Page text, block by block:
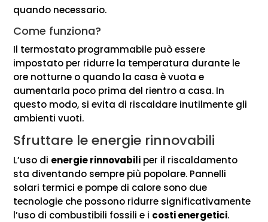
quando necessario.
Come funziona?
Il termostato programmabile può essere
impostato per ridurre la temperatura durante le
ore notturne o quando la casa è vuota e
aumentarla poco prima del rientro a casa. In
questo modo, si evita di riscaldare inutilmente gli
ambienti vuoti.
Sfruttare le energie rinnovabili
L’uso di energie rinnovabili per il riscaldamento
sta diventando sempre più popolare. Pannelli
solari termici e pompe di calore sono due
tecnologie che possono ridurre significativamente
l’uso di combustibili fossili e i costi energetici.